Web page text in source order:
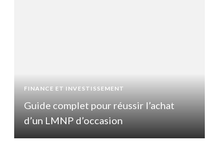
FINANCE ET INVESTISSEMENT
Guide complet pour réussir l’achat
d’un LMNP d’occasion